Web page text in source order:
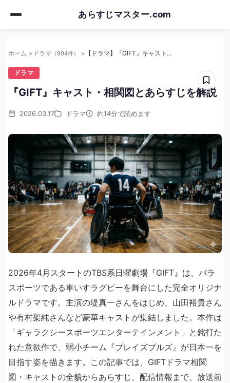
content
あらすじマスター.com
ホーム ドラマ （904件） 【ドラマ】『GIFT』キャスト・相関図とあらすじを解説
ドラマ
『GIFT』キャスト・相関図とあらすじを解説
2026.03.17 ドラマ 約14分で読めます
2026年4月スタートのTBS系日曜劇場『GIFT』は、パラ
スポーツである車いすラグビーを舞台にした完全オリジナ
ルドラマです。主演の堤真一さんをはじめ、山田裕貴さん
や有村架純さんなど豪華キャストが集結しました。本作は
「ギャラクシースポーツエンターテインメント」と銘打た
れた意欲作で、弱小チーム『ブレイズブルズ』が日本一を
目指す姿を描きます。この記事では、GIFTドラマ相関
図・キャストの全貌からあらすじ、配信情報まで、放送前